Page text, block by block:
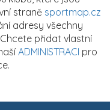
straně sportmap.cz
adresy všechny
přidat vlastní
ADMINISTRACI pro